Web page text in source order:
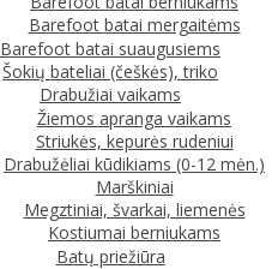
Barefoot batai mergaitėms
Barefoot batai suaugusiems
Šokių bateliai (češkės), triko
Drabužiai vaikams
Žiemos apranga vaikams
Striukės, kepurės rudeniui
Drabužėliai kūdikiams (0-12 mėn.)
Marškiniai
Megztiniai, švarkai, liemenės
Kostiumai berniukams
Batų priežiūra